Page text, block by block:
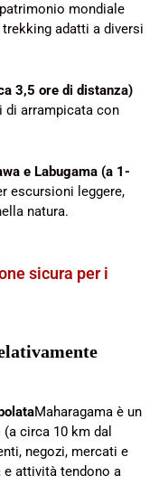
mondiale
adatti a diversi
3,5 ore di distanza)
di arrampicata con
e Labugama (a 1-
escursioni leggere,
natura.
sicura per i
Maharagama è un
circa 10 km dal
negozi, mercati e
e attività tendono a